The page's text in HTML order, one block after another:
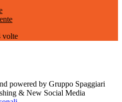
volte
powered by Gruppo Spaggiari
& New Social Media